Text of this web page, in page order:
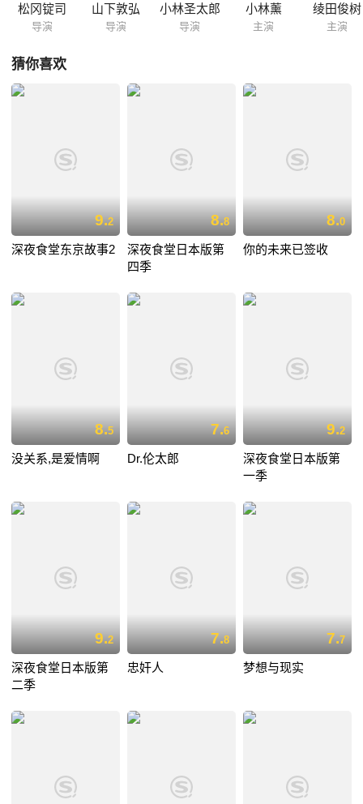
松冈锭司
导演
山下敦弘
导演
小林圣太郎
导演
小林薰
主演
绫田俊树
主演
猜你喜欢
9.2
深夜食堂东京故事2
8.8
深夜食堂日本版第
四季
8.0
你的未来已签收
8.5
没关系,是爱情啊
7.6
Dr.伦太郎
9.2
深夜食堂日本版第
一季
9.2
深夜食堂日本版第
二季
7.8
忠奸人
7.7
梦想与现实